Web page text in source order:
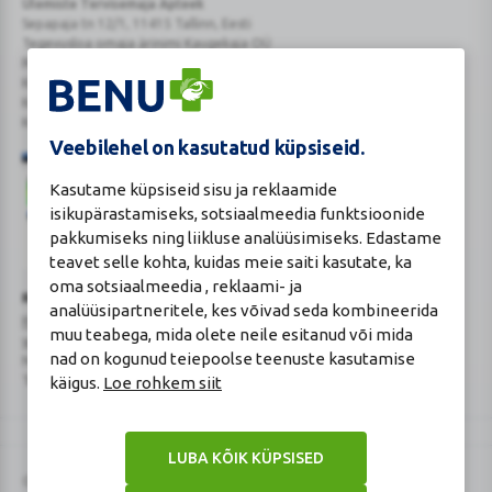
Veebilehel on kasutatud küpsiseid.
Kasutame küpsiseid sisu ja reklaamide
isikupärastamiseks, sotsiaalmeedia funktsioonide
pakkumiseks ning liikluse analüüsimiseks. Edastame
teavet selle kohta, kuidas meie saiti kasutate, ka
oma sotsiaalmeedia , reklaami- ja
analüüsipartneritele, kes võivad seda kombineerida
muu teabega, mida olete neile esitanud või mida
nad on kogunud teiepoolse teenuste kasutamise
käigus. Loe rohkem siit
LUBA KÕIK KÜPSISED
Ülemiste Tervisemaja Apteek
Sepapaja tn 12/1, 11415 Tallinn, Eesti
Tegevusloa omaja ärinimi Kaugekaja OÜ
KMKR: EE102231405
Kehtiva tegevsloa nr 807
Ravimiameti kontaktandmed
Ravimite kaugmüüki pakkuvad apteegid
www.ravimiamet.ee, info@ravimiamet.ee
Nooruse 1, 50411 Tartu
Telefon 737 4140
õigust
tõendav
Veterinaarravimi
õigust
tõendav
logo
Turvaline
ostukoht